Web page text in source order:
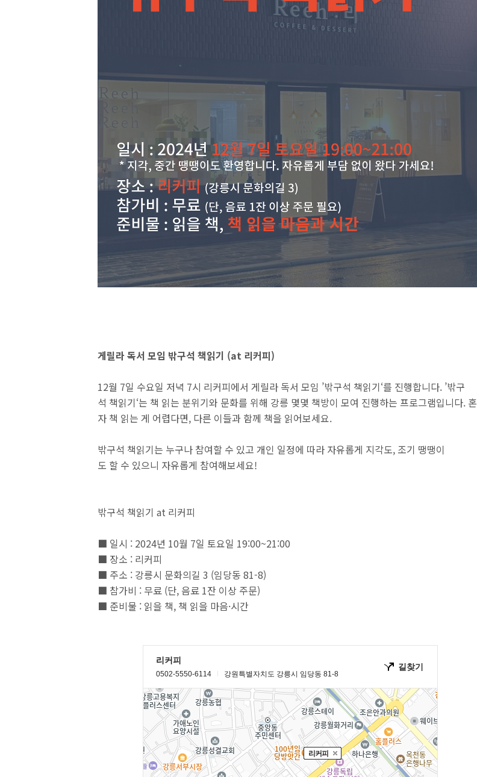
게릴라 독서 모임 밖구석 책읽기 (at 리커피)
12월 7일 수요일 저녁 7시 리커피에서 게릴라 독서 모임 ’밖구석 책읽기‘를 진행합니다. ’밖구
석 책읽기‘는 책 읽는 분위기와 문화를 위해 강릉 몇몇 책방이 모여 진행하는 프로그램입니다. 혼
자 책 읽는 게 어렵다면, 다른 이들과 함께 책을 읽어보세요.
밖구석 책읽기는 누구나 참여할 수 있고 개인 일정에 따라 자유롭게 지각도, 조기 땡땡이
도 할 수 있으니 자유롭게 참여해보세요!
밖구석 책읽기 at 리커피
■ 일시 : 2024년 10월 7일 토요일 19:00~21:00
■ 장소 : 리커피
■ 주소 : 강릉시 문화의길 3 (임당동 81-8)
■ 참가비 : 무료 (단, 음료 1잔 이상 주문)
■ 준비물 : 읽을 책, 책 읽을 마음·시간